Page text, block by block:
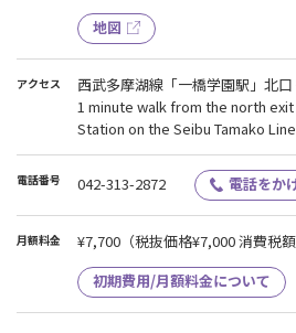
地図
アクセス
西武多摩湖線「一橋学園駅」北
1 minute walk from the north
Station on the Seibu Tamako Line
電話番号 042-313-2872 電話をか
月額料金 ¥7,700 （税抜価格¥7,000 消費税額
初期費用/月額料金について